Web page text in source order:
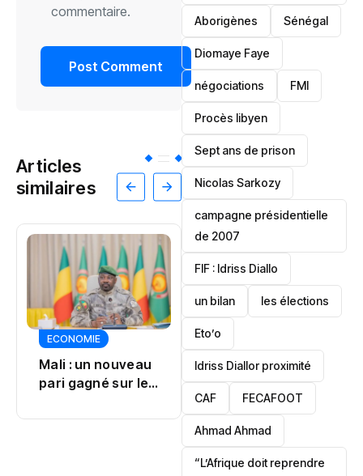
commentaire.
Articles
similaires
TRANSPORT
Kenya Airways :
un incident
bouleverse un vol
TECHNOLOGIE
Afrique du Sud :
cryptomonnaies
dans le viseur
Aborigènes Sénégal
Diomaye Faye
négociations FMI
Procès libyen
Sept ans de prison
Nicolas Sarkozy
campagne présidentielle
de 2007
‎FIF : Idriss Diallo
un bilan les élections
Eto’o
Idriss Diallor proximité
CAF FECAFOOT
‎Ahmad Ahmad
“L’Afrique doit reprendre